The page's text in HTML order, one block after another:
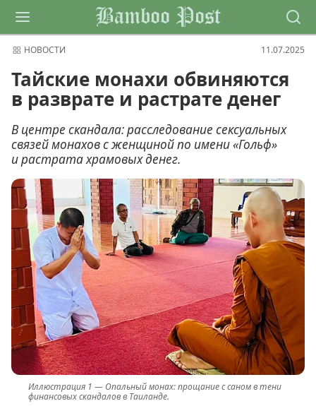
Bamboo Post
НОВОСТИ 11.07.2025
Тайские монахи обвиняются
в разврате и растрате денег
В центре скандала: расследование сексуальных
связей монахов с женщиной по имени «Гольф»
и растрата храмовых денег.
Опальный монах: прощание с саном в тени
финансовых скандалов в Таиланде.